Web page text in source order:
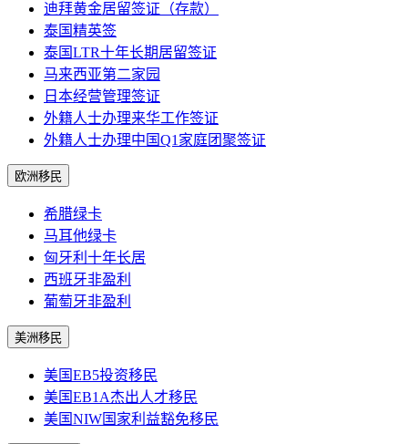
迪拜黄金居留签证（存款）
泰国精英签
泰国LTR十年长期居留签证
马来西亚第二家园
日本经营管理签证
外籍人士办理来华工作签证
外籍人士办理中国Q1家庭团聚签证
欧洲移民
希腊绿卡
马耳他绿卡
匈牙利十年长居
西班牙非盈利
葡萄牙非盈利
美洲移民
美国EB5投资移民
美国EB1A杰出人才移民
美国NIW国家利益豁免移民